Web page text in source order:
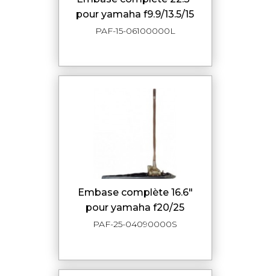
pour yamaha f9.9/13.5/15
PAF-15-06100000L
embase complète 16.6"
pour yamaha f20/25
PAF-25-04090000S